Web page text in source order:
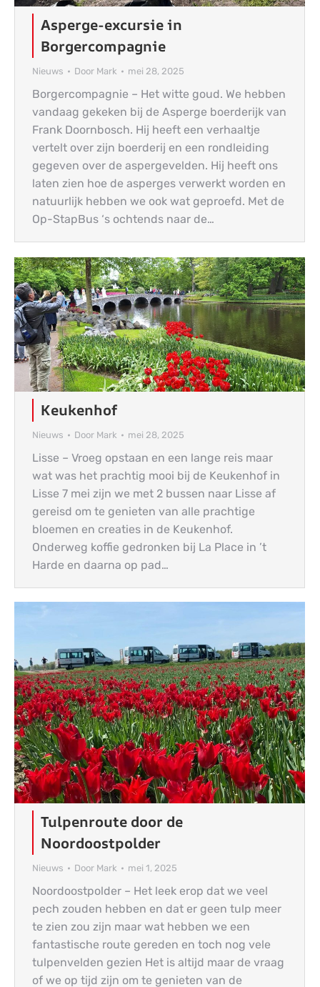
Asperge-excursie in
Borgercompagnie
Nieuws Door Mark mei 28, 2025
Borgercompagnie – Het witte goud. We hebben
vandaag gekeken bij de Asperge boerderijk van
Frank Doornbosch. Hij heeft een verhaaltje
vertelt over zijn boerderij en een rondleiding
gegeven over de aspergevelden. Hij heeft ons
laten zien hoe de asperges verwerkt worden en
natuurlijk hebben we ook wat geproefd. Met de
Op-StapBus ‘s ochtends naar de…
Keukenhof
Nieuws Door Mark mei 28, 2025
Lisse – Vroeg opstaan en een lange reis maar
wat was het prachtig mooi bij de Keukenhof in
Lisse 7 mei zijn we met 2 bussen naar Lisse af
gereisd om te genieten van alle prachtige
bloemen en creaties in de Keukenhof.
Onderweg koffie gedronken bij La Place in ’t
Harde en daarna op pad…
Tulpenroute door de
Noordoostpolder
Nieuws Door Mark mei 1, 2025
Noordoostpolder – Het leek erop dat we veel
pech zouden hebben en dat er geen tulp meer
te zien zou zijn maar wat hebben we een
fantastische route gereden en toch nog vele
tulpenvelden gezien Het is altijd maar de vraag
of we op tijd zijn om te genieten van de